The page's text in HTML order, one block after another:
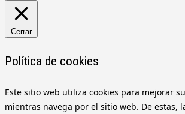
Cerrar
Política de cookies
Este sitio web utiliza cookies para mejorar
mientras navega por el sitio web. De estas,